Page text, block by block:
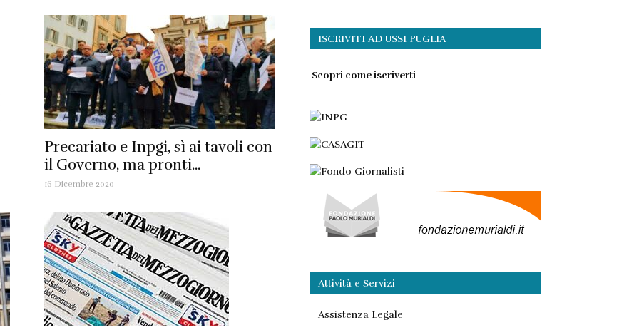
Precariato e Inpgi, sì ai tavoli con
il Governo, ma pronti...
16 Dicembre 2020
ISCRIVITI AD USSI PUGLIA
Scopri come iscriverti
Attività e Servizi
Assistenza Legale